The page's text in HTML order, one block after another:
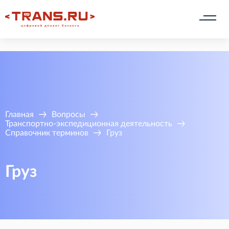
Главная
Вопросы
Транспортно-экспедиционная деятельность
Справочник терминов
Груз
Груз